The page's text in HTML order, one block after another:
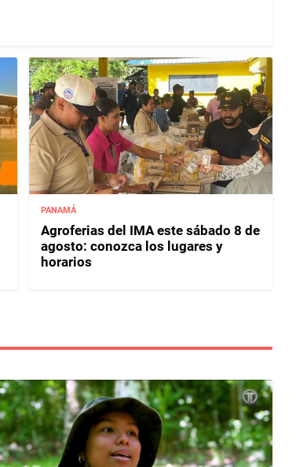
PANAMÁ
Agroferias del IMA este sábado 8 de
agosto: conozca los lugares y
horarios